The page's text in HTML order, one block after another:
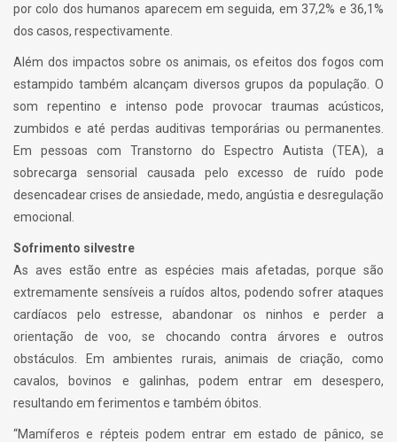
por colo dos humanos aparecem em seguida, em 37,2% e 36,1%
dos casos, respectivamente.
Além dos impactos sobre os animais, os efeitos dos fogos com
estampido também alcançam diversos grupos da população. O
som repentino e intenso pode provocar traumas acústicos,
zumbidos e até perdas auditivas temporárias ou permanentes.
Em pessoas com Transtorno do Espectro Autista (TEA), a
sobrecarga sensorial causada pelo excesso de ruído pode
desencadear crises de ansiedade, medo, angústia e desregulação
emocional.
Sofrimento silvestre
As aves estão entre as espécies mais afetadas, porque são
extremamente sensíveis a ruídos altos, podendo sofrer ataques
cardíacos pelo estresse, abandonar os ninhos e perder a
orientação de voo, se chocando contra árvores e outros
obstáculos. Em ambientes rurais, animais de criação, como
cavalos, bovinos e galinhas, podem entrar em desespero,
resultando em ferimentos e também óbitos.
“Mamíferos e répteis podem entrar em estado de pânico, se